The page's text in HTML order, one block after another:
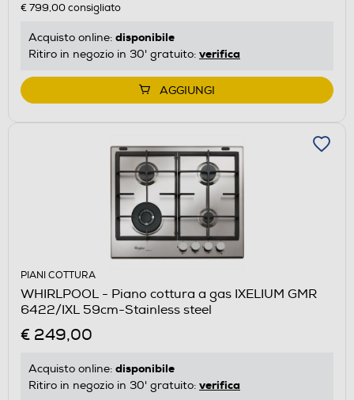
€ 799,00consigliato
Acquisto online: disponibile
Ritiro in negozio in 30' gratuito: verifica
AGGIUNGI
PIANI COTTURA
WHIRLPOOL - Piano cottura a gas IXELIUM GMR
6422/IXL 59cm-Stainless steel
€ 249,00
Acquisto online: disponibile
Ritiro in negozio in 30' gratuito: verifica